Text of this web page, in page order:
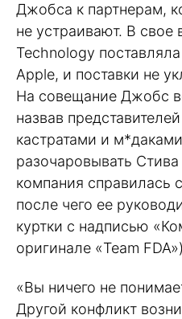
Джобса к партнерам,
не устраивают. В свое
Technology
Apple, и поставки не
На совещание Джобс
назвав
кастратами и
разочаровывать Стива
компания справилась
после чего ее
куртки с надписью
оригинале «Team
«Вы ничего не
Другой конфликт